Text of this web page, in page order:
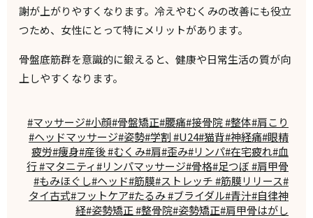
謝が上がりやすくなります。冷えやむくみの改善にも役立
つため、女性にとって特にメリットがあります。
骨盤底筋群を意識的に鍛えると、健康や日常生活の質が向
上しやすくなります。
#マッサージ#小顔#骨盤矯正#腰痛#接骨院 #整体#肩こり
#ヘッドマッサージ#姿勢#学割 #U24#猫背#神経痛#眼精
疲労#痩身#産後 #むくみ#肩#歪み#リンパ#在宅疲れ#血
行 #マタニティ#リンパマッサージ#骨格#足つぼ #肩甲骨
#もみほぐし#ヘッド#筋膜#ストレッチ #筋膜リリース#
タイ古式#フットケア#たるみ #ブライダル#青汁#自律神
経#姿勢矯正 #整骨院#姿勢矯正#肩甲骨はがし